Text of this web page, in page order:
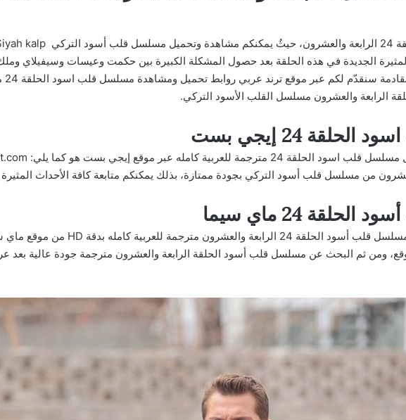
الجديدة في هذه الحلقة بعد حصول المشكلة الكبيرة بين حكمت وعيسات وسيفيلاي
الرابعة والعشرون مسلسل القلب الأسود التركي.
24 إيجي بست
من مسلسل قلب أسود التركي بجودة ممتازة، بذلك يمكنكم متابعة كافة الأحداث
24 ماي سيما
ومن ثم البحث عن مسلسل قلب أسود الحلقة الرابعة والعشرون مترجمة جودة عالية بعد